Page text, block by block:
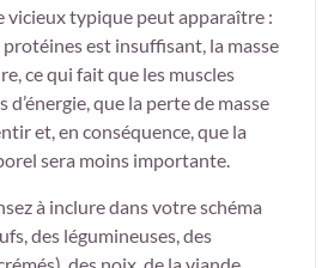
vicieux typique peut apparaître :
est insuffisant, la masse
ce qui fait que les muscles
que la perte de masse
et, en conséquence, que la
sera moins importante.
à inclure dans votre schéma
des légumineuses, des